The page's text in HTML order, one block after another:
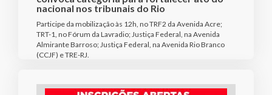
nacional nos tribunais do Rio
Participe da mobilização às 12h, no TRF2 da Avenida Acre;
TRT-1, no Fórum da Lavradio; Justiça Federal, na Avenida
Almirante Barroso; Justiça Federal, na Avenida Rio Branco
(CCJF) e TRE-RJ.